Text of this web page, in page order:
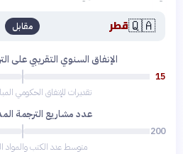
🇶🇦قطر مقابل
الإنفاق السنوي التقريبي على
15
تقديرات للإنفاق الحكومي
عدد مشاريع الترجمة
200
متوسط عدد الكتب والمواد